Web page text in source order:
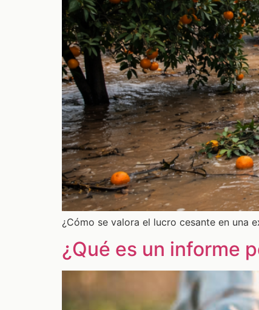
¿Cómo se valora el lucro cesante en
¿Qué es un informe